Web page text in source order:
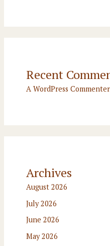
Recent
A WordPress Commenter
Archives
August 2026
July 2026
June 2026
May 2026